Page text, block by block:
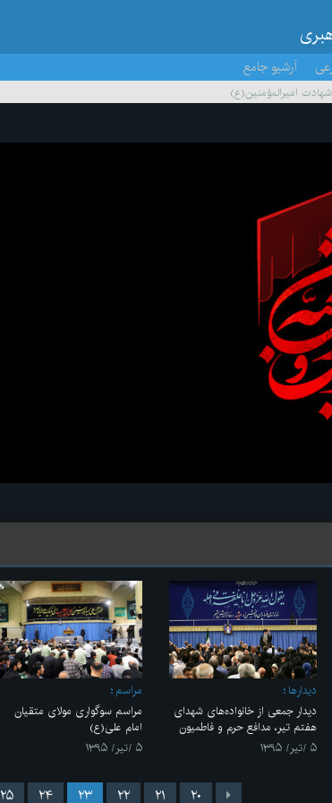
آرشیو جامع
امیرالمؤمنین(ع)
ديدارها
دیدار جمعی از خانواده‌های شهدای
هفتم تیر، مدافع حرم و فاطمیون
۵ /تیر/ ۱۳۹۵
مراسم
مراسم سوگواری مولای متقیان
امام علی(ع)
۵ /تیر/ ۱۳۹۵
۲۰ ۲۱ ۲۲ ۲۳ ۲۴ ۲۵